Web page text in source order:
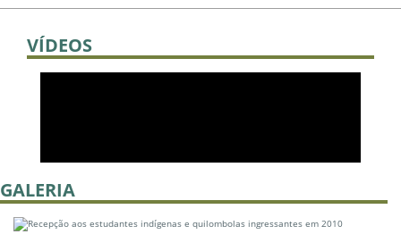
VÍDEOS
GALERIA